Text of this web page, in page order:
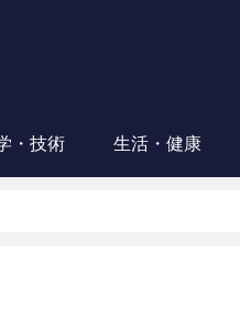
・技術 生活・健康